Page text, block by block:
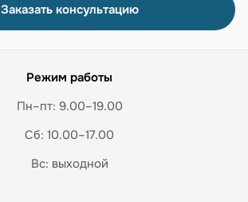
Заказать консультацию
Режим работы
Пн–пт: 9.00–19.00
Сб: 10.00–17.00
Вс: выходной